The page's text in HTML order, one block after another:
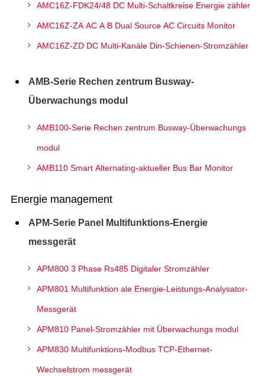
AMC16Z-FDK24/48 DC Multi-Schaltkreise Energie zähler
AMC16Z-ZA AC A B Dual Source AC Circuits Monitor
AMC16Z-ZD DC Multi-Kanäle Din-Schienen-Stromzähler
AMB-Serie Rechen zentrum Busway-
Überwachungs modul
AMB100-Serie Rechen zentrum Busway-Überwachungs
modul
AMB110 Smart Alternating-aktueller Bus Bar Monitor
Energie management
APM-Serie Panel Multifunktions-Energie
messgerät
APM800 3 Phase Rs485 Digitaler Stromzähler
APM801 Multifunktion ale Energie-Leistungs-Analysator-
Messgerät
APM810 Panel-Stromzähler mit Überwachungs modul
APM830 Multifunktions-Modbus TCP-Ethernet-
Wechselstrom messgerät